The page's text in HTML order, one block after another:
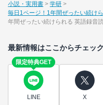
小説・実用書
学研
毎日1ページ！1年間ぜったい続け
年間ぜったい続けられる 英語録音
最新情報はここからチェック
限定特典GET
LINE X